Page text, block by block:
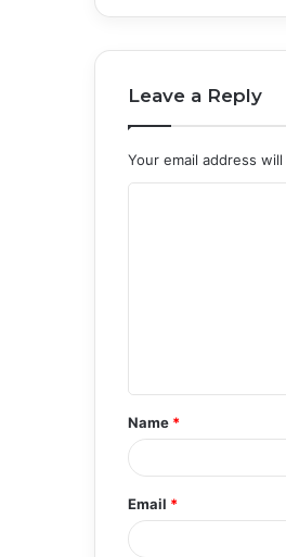
Leave a Reply
Your email address
t
*
Name *
Email *